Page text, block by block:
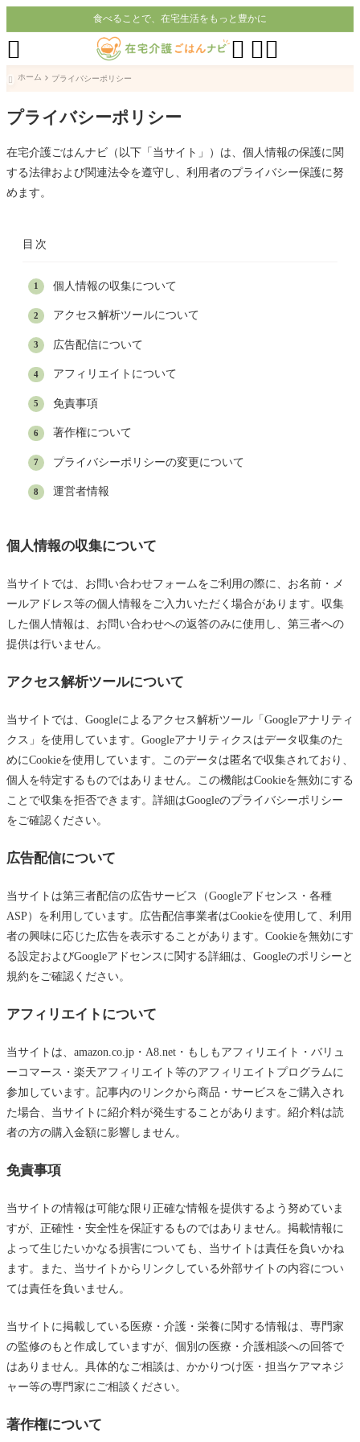
食べることで、在宅生活をもっと豊かに
 

 ホーム プライバシーポリシー
プライバシーポリシー
在宅介護ごはんナビ（以下「当サイト」）は、個人情報の保護に関
する法律および関連法令を遵守し、利用者のプライバシー保護に努
めます。
目次
個人情報の収集について
アクセス解析ツールについて
広告配信について
アフィリエイトについて
免責事項
著作権について
プライバシーポリシーの変更について
運営者情報
個人情報の収集について
当サイトでは、お問い合わせフォームをご利用の際に、お名前・メ
ールアドレス等の個人情報をご入力いただく場合があります。収集
した個人情報は、お問い合わせへの返答のみに使用し、第三者への
提供は行いません。
アクセス解析ツールについて
当サイトでは、Googleによるアクセス解析ツール「Googleアナリティ
クス」を使用しています。Googleアナリティクスはデータ収集のた
めにCookieを使用しています。このデータは匿名で収集されており、
個人を特定するものではありません。この機能はCookieを無効にする
ことで収集を拒否できます。詳細はGoogleのプライバシーポリシー
をご確認ください。
広告配信について
当サイトは第三者配信の広告サービス（Googleアドセンス・各種
ASP）を利用しています。広告配信事業者はCookieを使用して、利用
者の興味に応じた広告を表示することがあります。Cookieを無効にす
る設定およびGoogleアドセンスに関する詳細は、Googleのポリシーと
規約をご確認ください。
アフィリエイトについて
当サイトは、amazon.co.jp・A8.net・もしもアフィリエイト・バリュ
ーコマース・楽天アフィリエイト等のアフィリエイトプログラムに
参加しています。記事内のリンクから商品・サービスをご購入され
た場合、当サイトに紹介料が発生することがあります。紹介料は読
者の方の購入金額に影響しません。
免責事項
当サイトの情報は可能な限り正確な情報を提供するよう努めていま
すが、正確性・安全性を保証するものではありません。掲載情報に
よって生じたいかなる損害についても、当サイトは責任を負いかね
ます。また、当サイトからリンクしている外部サイトの内容につい
ては責任を負いません。
当サイトに掲載している医療・介護・栄養に関する情報は、専門家
の監修のもと作成していますが、個別の医療・介護相談への回答で
はありません。具体的なご相談は、かかりつけ医・担当ケアマネジ
ャー等の専門家にご相談ください。
著作権について